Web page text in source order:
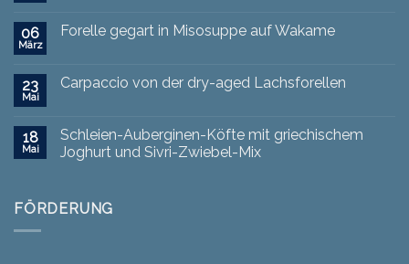
06
März
Forelle gegart in Misosuppe auf Wakame
23
Mai
Carpaccio von der dry-aged Lachsforellen
18
Mai
Schleien-Auberginen-Köfte mit griechischem
Joghurt und Sivri-Zwiebel-Mix
FÖRDERUNG